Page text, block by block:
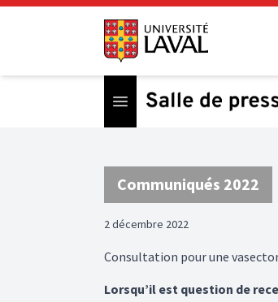
Open menu
Communiqués 2022
2 décembre 2022
Consultation pour une
Lorsqu’il est question de